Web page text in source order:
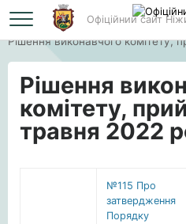
Офіційний сайт
Головна
Рішення виконавчого комітету,
Рішення
комітету,
травня 2022
№115 Про
затвердження
Порядку